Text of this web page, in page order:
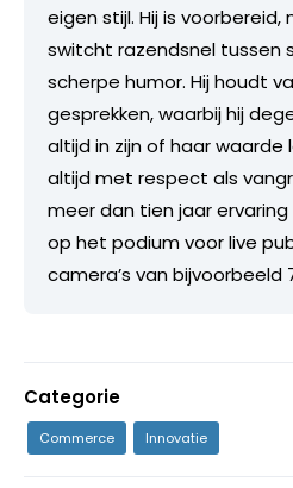
eigen stijl. Hij is voorbereid,
switcht razendsnel tussen
scherpe humor. Hij houdt
gesprekken, waarbij hij
altijd in zijn of haar waarde
altijd met respect als
meer dan tien jaar
op het podium voor live
camera’s van bijvoorbeeld
Categorie
Commerce Innovatie